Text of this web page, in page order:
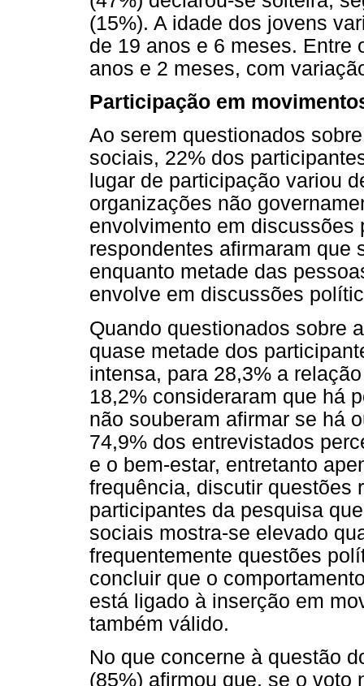
(15%). A idade dos jovens
de 19 anos e 6 meses. Entre
anos e 2 meses, com
Participação em
Ao serem questionados
sociais, 22% dos
lugar de participação variou
organizações não
envolvimento em
respondentes afirmaram que
enquanto metade das
envolve em discussões
Quando questionados sobre
quase metade dos
intensa, para 28,3% a
18,2% consideraram que há
não souberam afirmar se há
74,9% dos entrevistados
e o bem-estar, entretanto
frequência, discutir questões
participantes da pesquisa
sociais mostra-se elevado
frequentemente questões
concluir que o
está ligado à inserção em
também válido.
No que concerne à questão
(85%) afirmou que, se o voto